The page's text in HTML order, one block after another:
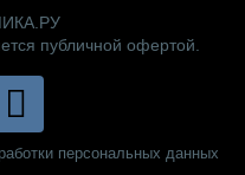
публичной офертой.
персональных данных